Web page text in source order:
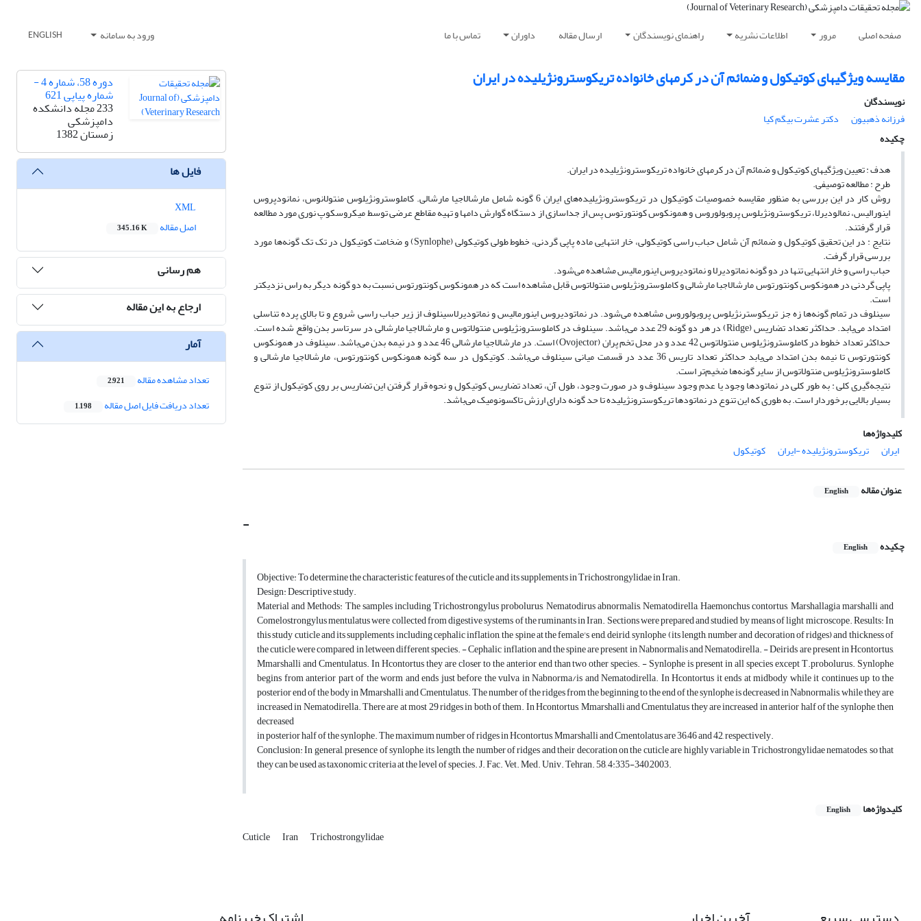
صفحه اصلی مرور اطلاعات نشریه راهنمای نویسندگان ارسال مقاله داوران تماس با ما ورود به سامانه ENGLISH
مقایسه ویژگیهای کوتیکول و ضمائم آن در کرمهای خانواده تریکوسترونژیلیده در ایران
نویسندگان
فرزانه ذهبیون
دکتر عشرت بیگم کیا
چکیده
هدف : تعیین ویژگیهای کوتیکول و ضمائم آن در کرمهای خانواده تریکوسترونژیلیده در ایران.
طرح : مطالعه توصیفی.
روش کار در این بررسی به منظور مقایسه خصوصیات کوتیکول در تریکوسترونژیلیده‌های ایران 6 گونه شامل مارشالاجیا مارشالی. کاملوسترونژیلوس منتولانوس، نمانودپروس
اینورالیس، نمالودیرلا، تریکوسترونژیلوس پروبولوروس و همونکوس کونتورتوس پس از جداسازی از دستگاه گوارش دامها و تهیه مقاطع عرضی توسط میکروسکوپ نوری مورد مطالعه
قرار گرفتند.
نتایج : در این تحقیق کوتیکول و ضمائم آن شامل حباب راسی کوتیکولی، خار انتهایی ماده پاپی گردنی، خطوط طولی کوتیکولی (Synlophe) و ضخامت کوتیکول در تک تک گونه‌ها مورد
بررسی قرار گرفت.
حباب راسی و خار انتهایی تنها در دو گونه نماتودیرلا و نماتودیروس اینورمالیس مشاهده می‌شود.
پاپی گردنی در همونکوس کونتورتوس مارشالاجبا مارشالی و کاملوسترونژیلوس منتولاتوس قابل مشاهده است که در همونکوس کونتورتوس نسبت به دو گونه دیگر به راس نزدیکتر
است.
سینلوف در تمام گونه‌ها زه جز تریکوسترنژیلوس پروبولوروس مشاهده می‌شود. در نماتودیروس اینورمالیس و نماتودیرلاسینلوف از زیر حباب راسی شروع و تا بالای پرده تناسلی
امتداد می‌یابد. حداکثر تعداد تضاریس (Ridge) در هر دو گونه 29 عدد می‌باشد. سینلوف در کاملوسترونژیلوس منتولاتوس و مارشالاجیا مارشالی در سرتاسر بدن واقع شده است.
حداکثر تعداد خطوط در کاملوسترونژیلوس منتولاتوس 42 عدد و در محل تخم پران (Ovojector) است. در مارشالاجیا مارشالی 46 عدد و در نیمه بدن می‌باشد. سینلوف در همونکوس
کونتورتوس تا نیمه بدن امتداد می‌یابد حداکثر تعداد تاریس 36 عدد در قسمت میانی سینلوف می‌باشد. کوتیکول در سه گونه همونکوس کونتورتوس، مارشالاجیا مارشالی و
کاملوسترونژیلوس منتولاتوس از سایر گونه‌ها ضخیم‌تر است.
نتیجه‌گیری کلی : به طور کلی در نماتودها وجود یا عدم وجود سینلوف و در صورت وجود، طول آن، تعداد تضاریس کوتیکول و نحوه قرار گرفتن این تضاریس بر روی کوتیکول از تنوع
بسیار بالایی برخوردار است. به طوری که این تنوع در نماتودها تریکوسترونژیلیده تا حد گونه دارای ارزش تاکسونومیک می‌باشد.
کلیدواژه‌ها
ایران
تریکوسترونژیلیده -ایران کوتیکول
عنوان مقاله English
-
چکیده English
Objective: To determine the characteristic features of the cuticle and its supplements in Trichostrongylidae in Iran.
Design: Descriptive study.
Material and Methods: The samples including Trichostrongylus probolurus, Nematodirus abnormalis, Nematodirella, Haemonchus contortus, Marshallagia marshalli and
Comelostrongylus mentulatus were collected from digestive systems of the ruminants in Iran. Sections were prepared and studied by means of light microscope. Results: In
this study cuticle and its supplements including cephalic inflation, the spine at the female's end, deirid, synlophe (its length, number and decoration of ridges) and thickness of
the cuticle were compared in letween different species. - Cephalic inflation and the spine are present in Nabnormalis and Nematodirella. - Deirids are present in Hcontortus,
Mmarshalli and Cmentulatus. In Hcontortus they are closer to the anterior end than two other species. - Synlophe is present in all species except T.probolurus. Synlophe
begins from anterior part of the worm and ends just before the vulva in Nabnorma/is and Nematodirella. In Hcontortus it ends at midbody while it continues up to the
posterior end of the body in Mmarshalli and Cmentulatus. The number of the ridges from the beginning to the end of the synlophe is decreased in Nabnormalis, while they are
increased in Nematodirella. There are at most 29 ridges in both of them. In Hcontortus, Mmarshalli and Cmentulatus they are increased in anterior half of the synlophe, then
decreased
in posterior half of the synlophe. The maximum number of ridges in Hcontortus, Mmarshalli and Cmentolatus are 36,46 and 42, respectively.
Conclusion: In general, presence of synlophe, its length, the number of ridges and their decoration on the cuticle are highly variable in Trichostrongylidae nematodes, so that
they can be used as taxonomic criteria at the level of species. J. Fac. Vet. Med. Univ. Tehran. 58, 4:335-340,2003.
کلیدواژه‌ها English
Cuticle Iran Trichostrongylidae
دوره 58، شماره 4 -
شماره پیاپی 621
233 مجله دانشکده
دامپزشکی
زمستان 1382
فایل ها
اصل مقاله
345.16 K
هم رسانی
ارجاع به این مقاله
آمار
تعداد مشاهده مقاله 2,921
تعداد دریافت فایل اصل مقاله 1,198